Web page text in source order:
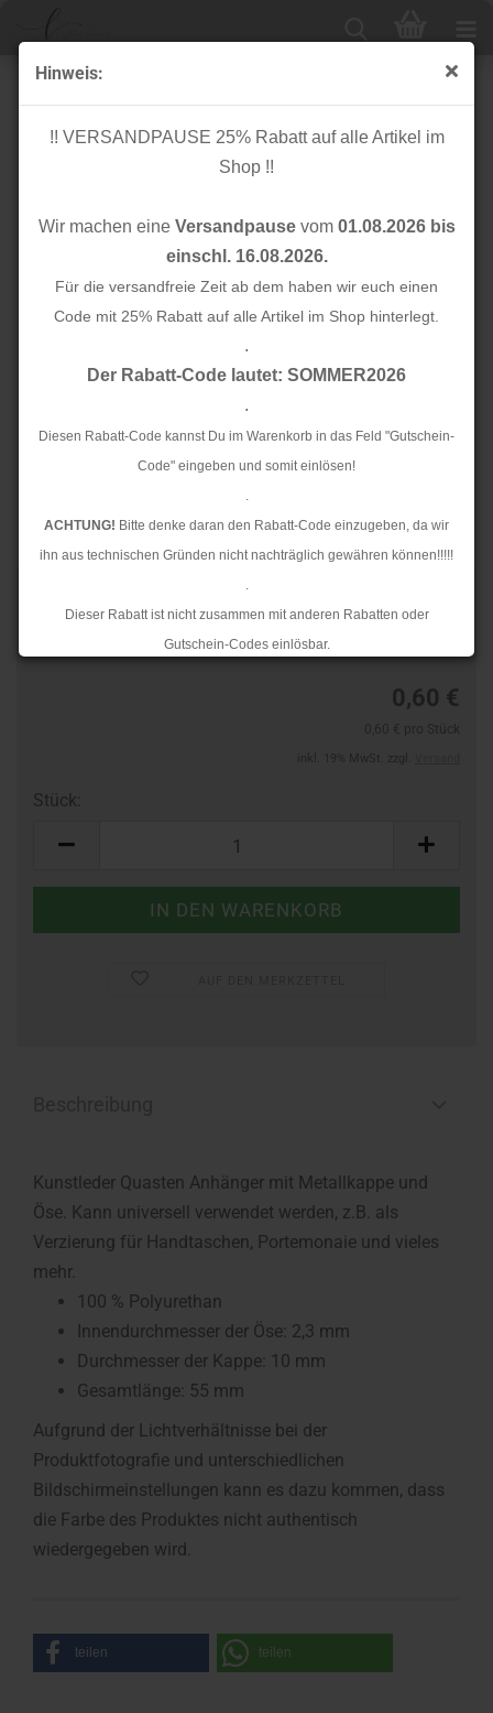
Hinweis:
!! VERSANDPAUSE 25% Rabatt auf alle Artikel im
Shop !!
Wir machen eine Versandpausevom 01.08.2026 bis
einschl. 16.08.2026.
Für die versandfreie Zeit ab dem haben wir euch einen
Code mit 25% Rabatt auf alle Artikel im Shop hinterlegt.
.
Der Rabatt-Code lautet: SOMMER2026
.
Diesen Rabatt-Code kannst Du im Warenkorb in das Feld "Gutschein-
Code" eingeben und somit einlösen!
.
ACHTUNG! Bitte denke daran den Rabatt-Code einzugeben, da wir
ihn aus technischen Gründen nicht nachträglich gewähren können!!!!!
.
Dieser Rabatt ist nicht zusammen mit anderen Rabatten oder
Gutschein-Codes einlösbar.
Ab dem 17.08.2026 versenden wir wieder wie gewohnt. Aufgrund des
Kunstleder Quaste - 55mm - braun
0,60 €
Stück:
Kunstleder Quasten Anhänger mit Metallkappe und
Öse. Kann universell verwendet werden, z.B. als
Verzierung für Handtaschen, Portemonaie und vieles
mehr.
100 % Polyurethan
Innendurchmesser der Öse: 2,3 mm
Durchmesser der Kappe: 10 mm
Gesamtlänge: 55 mm
Aufgrund der Lichtverhältnisse bei der
Produktfotografie und unterschiedlichen
Bildschirmeinstellungen kann es dazu kommen, dass
die Farbe des Produktes nicht authentisch
wiedergegeben wird.
teilen teilen